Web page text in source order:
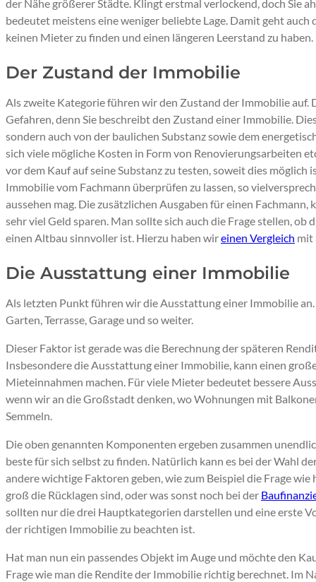
der Nähe größerer Städte. Klingt erstmal verlockend, doch Sie
bedeutet meistens eine weniger beliebte Lage. Damit geht auch
keinen Mieter zu finden und einen längeren Leerstand zu haben.
Der Zustand der Immobilie
Als zweite Kategorie führen wir den Zustand der Immobilie auf.
Gefahren, denn Sie beschreibt den Zustand einer Immobilie.
sondern auch von der baulichen Substanz sowie dem
sich viele mögliche Kosten in Form von Renovierungsarbeiten
vor dem Kauf auf seine Substanz zu testen, soweit dies möglich
Immobilie vom Fachmann überprüfen zu lassen, so
aussehen mag. Die zusätzlichen Ausgaben für einen
sehr viel Geld sparen. Man sollte sich auch die Frage stellen,
einen Altbau sinnvoller ist. Hierzu haben wireinen Vergleich mit
Die Ausstattung einer Immobilie
Als letzten Punkt führen wir die Ausstattung einer Immobilie
Garten, Terrasse, Garage und so weiter.
Dieser Faktor ist gerade was die Berechnung der späteren
Insbesondere die Ausstattung einer Immobilie, kann einen
Mieteinnahmen machen. Für viele Mieter bedeutet bessere
wenn wir an die Großstadt denken, wo Wohnungen mit
Semmeln.
Die oben genannten Komponenten ergeben zusammen
beste für sich selbst zu finden. Natürlich kann es bei der Wahl
andere wichtige Faktoren geben, wie zum Beispiel die Frage
groß die Rücklagen sind, oder was sonst noch bei der
sollten nur die drei Hauptkategorien darstellen und eine erste
der richtigen Immobilie zu beachten ist.
Hat man nun ein passendes Objekt im Auge und möchte den
Frage wie man die Rendite der Immobilie richtig berechnet. Im